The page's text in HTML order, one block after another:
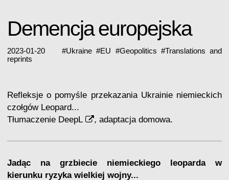
Demencja europejska
2023-01-20 #Ukraine #EU #Geopolitics #Translations and
reprints
Refleksje o pomyśle przekazania Ukrainie niemieckich
czołgów Leopard...
Tłumaczenie DeepL , adaptacja domowa.
Jadąc na grzbiecie niemieckiego leoparda w
kierunku ryzyka wielkiej wojny...